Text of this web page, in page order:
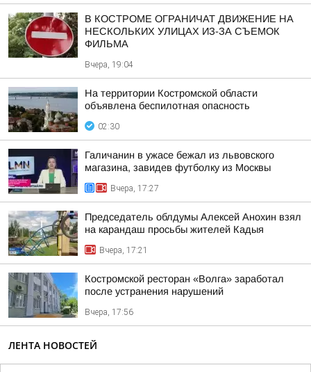
В КОСТРОМЕ ОГРАНИЧАТ ДВИЖЕНИЕ НА
НЕСКОЛЬКИХ УЛИЦАХ ИЗ-ЗА СЪЕМОК
ФИЛЬМА
Вчера, 19:04
На территории Костромской области
объявлена беспилотная опасность
02:30
Галичанин в ужасе бежал из львовского
магазина, завидев футболку из Москвы
Вчера, 17:27
Председатель облдумы Алексей Анохин взял
на карандаш просьбы жителей Кадыя
Вчера, 17:21
Костромской ресторан «Волга» заработал
после устранения нарушений
Вчера, 17:56
ЛЕНТА НОВОСТЕЙ